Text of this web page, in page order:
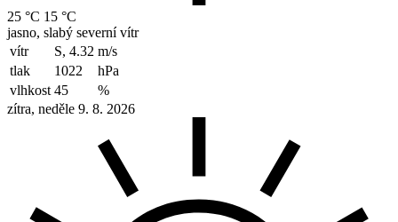
25 °C 15 °C
jasno, slabý severní vítr
vítr
S, 4.32 m/s
tlak
1022
hPa
vlhkost 45
%
zítra, neděle 9. 8. 2026